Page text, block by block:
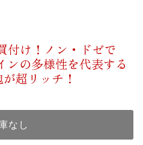
付け！ノン・ドゼで
の多様性を代表する
超リッチ！
なし